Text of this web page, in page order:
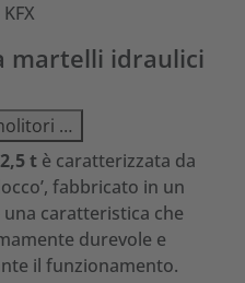
martelli idraulici
La serie KSB di martelli demolitori …
t è caratterizzata da
fabbricato in un
caratteristica che
durevole e
il funzionamento.